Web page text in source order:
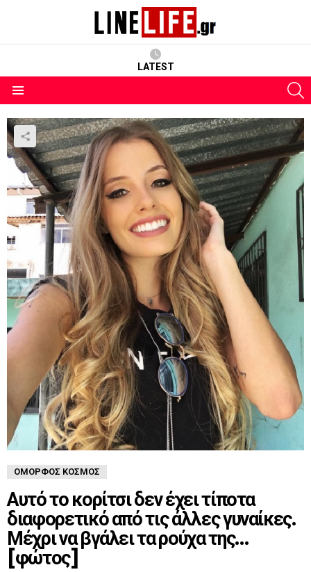
LATEST
ΌΜΟΡΦΟΣ ΚΌΣΜΟΣ
Αυτό το κορίτσι δεν έχει τίποτα
διαφορετικό από τις άλλες γυναίκες.
Μέχρι να βγάλει τα ρούχα της…
[φώτος]